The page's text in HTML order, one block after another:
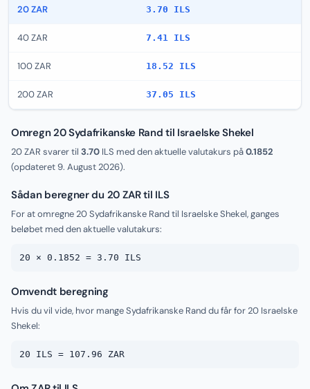
20 ZAR 3.70 ILS
40 ZAR 7.41 ILS
100 ZAR 18.52 ILS
200 ZAR 37.05 ILS
Omregn 20 Sydafrikanske Rand til Israelske Shekel
20 ZAR svarer til 3.70 ILS med den aktuelle valutakurs på0.1852
(opdateret9. August 2026).
Sådan beregner du 20 ZAR til ILS
For at omregne 20 Sydafrikanske Rand til Israelske Shekel, ganges
beløbet med den aktuelle valutakurs:
20 × 0.1852 = 3.70 ILS
Omvendt beregning
Hvis du vil vide, hvor mange Sydafrikanske Rand du får for 20 Israelske
Shekel:
20 ILS = 107.96 ZAR